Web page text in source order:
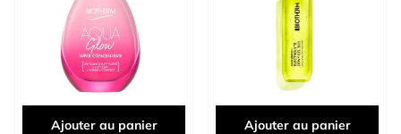
Ajouter au panier Ajouter au panier